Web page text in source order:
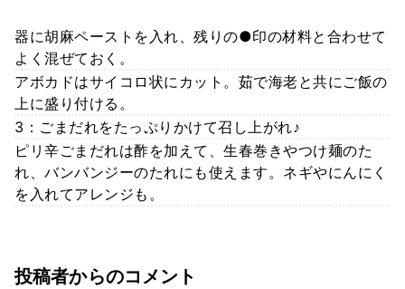
器に胡麻ペーストを入れ、残りの●印の材料と合わせて
よく混ぜておく。
アボカドはサイコロ状にカット。茹で海老と共にご飯の
上に盛り付ける。
3：ごまだれをたっぷりかけて召し上がれ♪
ピリ辛ごまだれは酢を加えて、生春巻きやつけ麺のた
れ、バンバンジーのたれにも使えます。ネギやにんにく
を入れてアレンジも。
投稿者からのコメント